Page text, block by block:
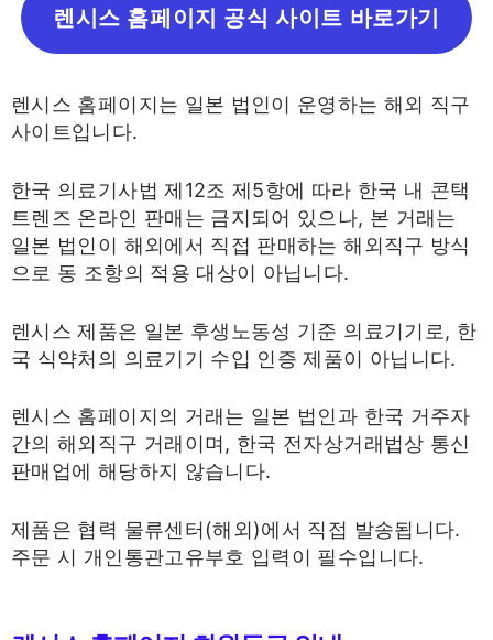
렌시스 홈페이지 공식 사이트 바로가기
렌시스 홈페이지는 일본 법인이 운영하는 해외 직구
사이트입니다.
한국 의료기사법 제12조 제5항에 따라 한국 내 콘택
트렌즈 온라인 판매는 금지되어 있으나, 본 거래는
일본 법인이 해외에서 직접 판매하는 해외직구 방식
으로 동 조항의 적용 대상이 아닙니다.
렌시스 제품은 일본 후생노동성 기준 의료기기로, 한
국 식약처의 의료기기 수입 인증 제품이 아닙니다.
렌시스 홈페이지의 거래는 일본 법인과 한국 거주자
간의 해외직구 거래이며, 한국 전자상거래법상 통신
판매업에 해당하지 않습니다.
제품은 협력 물류센터(해외)에서 직접 발송됩니다.
주문 시 개인통관고유부호 입력이 필수입니다.